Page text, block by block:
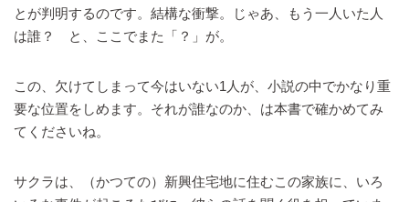
とが判明するのです。結構な衝撃。じゃあ、もう一人いた人
は誰？ と、ここでまた「？」が。
この、欠けてしまって今はいない1人が、小説の中でかなり重
要な位置をしめます。それが誰なのか、は本書で確かめてみ
てくださいね。
サクラは、（かつての）新興住宅地に住むこの家族に、いろ